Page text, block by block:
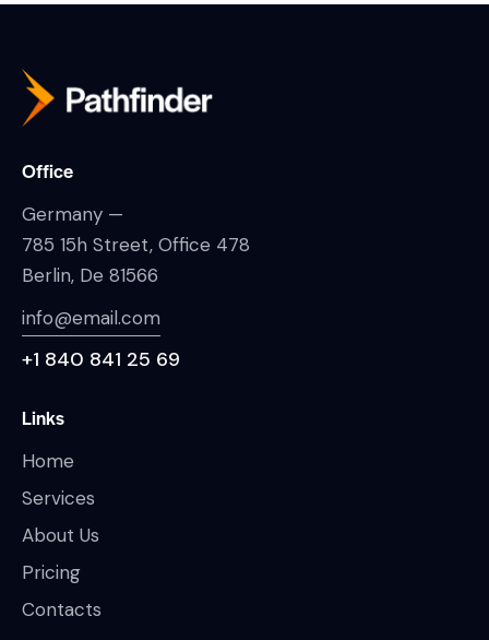
Office
Germany —
785 15h Street, Office 478
Berlin, De 81566
info@email.com
+1 840 841 25 69
Links
Home
Services
About Us
Pricing
Contacts